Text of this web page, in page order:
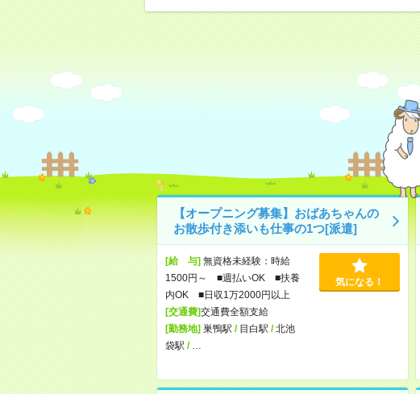
【オープニング募集】おばあちゃんの
お散歩付き添いも仕事の1つ[派遣]
[給 与]無資格未経験：時給
1500円～ ■週払いOK ■扶養
内OK ■日収1万2000円以上
[交通費]交通費全額支給
[勤務地]巣鴨駅 / 目白駅 /北池
袋駅 /
気になる！